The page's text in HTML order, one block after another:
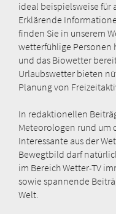
ideal beispielsweise für
Erklärende
finden Sie in unserem
wetterfühlige
und das Biowetter
Urlaubswetter bieten
Planung von
In redaktionellen
Meteorologen rund um
Interessante aus der
Bewegtbild darf
im Bereich Wetter-TV
sowie spannende
Welt.